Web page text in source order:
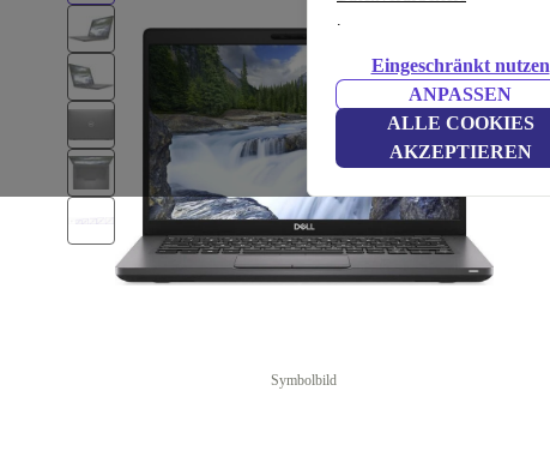
.
Eingeschränkt nutzen
ANPASSEN
ALLE COOKIES
AKZEPTIEREN
Symbolbild